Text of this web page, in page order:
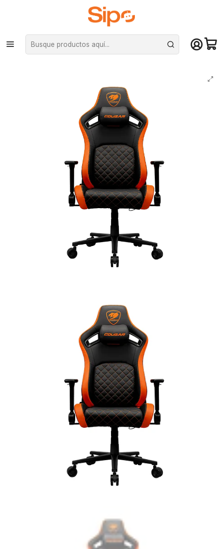
¡Compra hasta mediodía y recibe hoy! De lunes a sábado en el gran
Santiago. Envío gratis desde $29.990
Inicio Computación y Gamers Sillas y Escritorios Sillas
Silla Gamer Cougar Defensor brazos 4D Reclinable 155° 120 kg